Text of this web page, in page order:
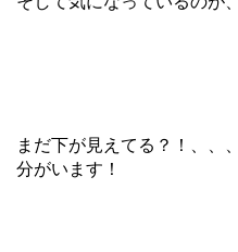
まだ下が見えてる？！、、
分がいます！